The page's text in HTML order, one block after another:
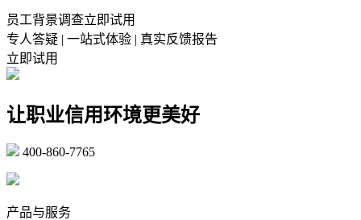
员工背景调查立即试用
专人答疑 | 一站式体验 | 真实反馈报告
立即试用
让职业信用环境更美好
400-860-7765
产品与服务